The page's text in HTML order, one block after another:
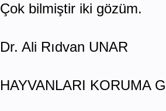
Çok bilmiştir iki gözüm.
Dr. Ali Rıdvan UNAR
HAYVANLARI KORUMA